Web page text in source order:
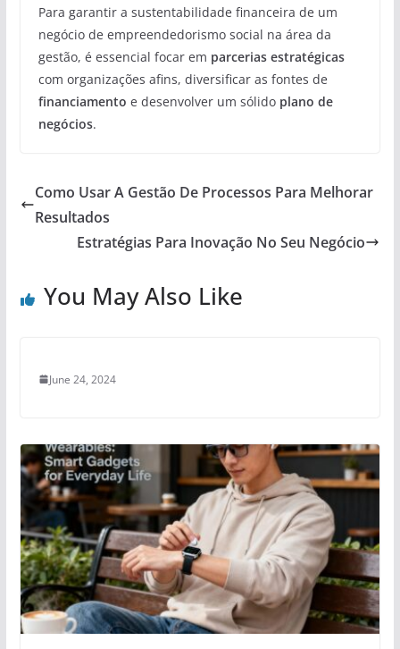
Para garantir a sustentabilidade financeira de um
negócio de empreendedorismo social na área da
gestão, é essencial focar em parcerias estratégicas
com organizações afins, diversificar as fontes de
financiamento e desenvolver um sólido plano de
negócios.
Como Usar A Gestão De Processos Para Melhorar
Resultados
Estratégias Para Inovação No Seu Negócio
You May Also Like
June 24, 2024